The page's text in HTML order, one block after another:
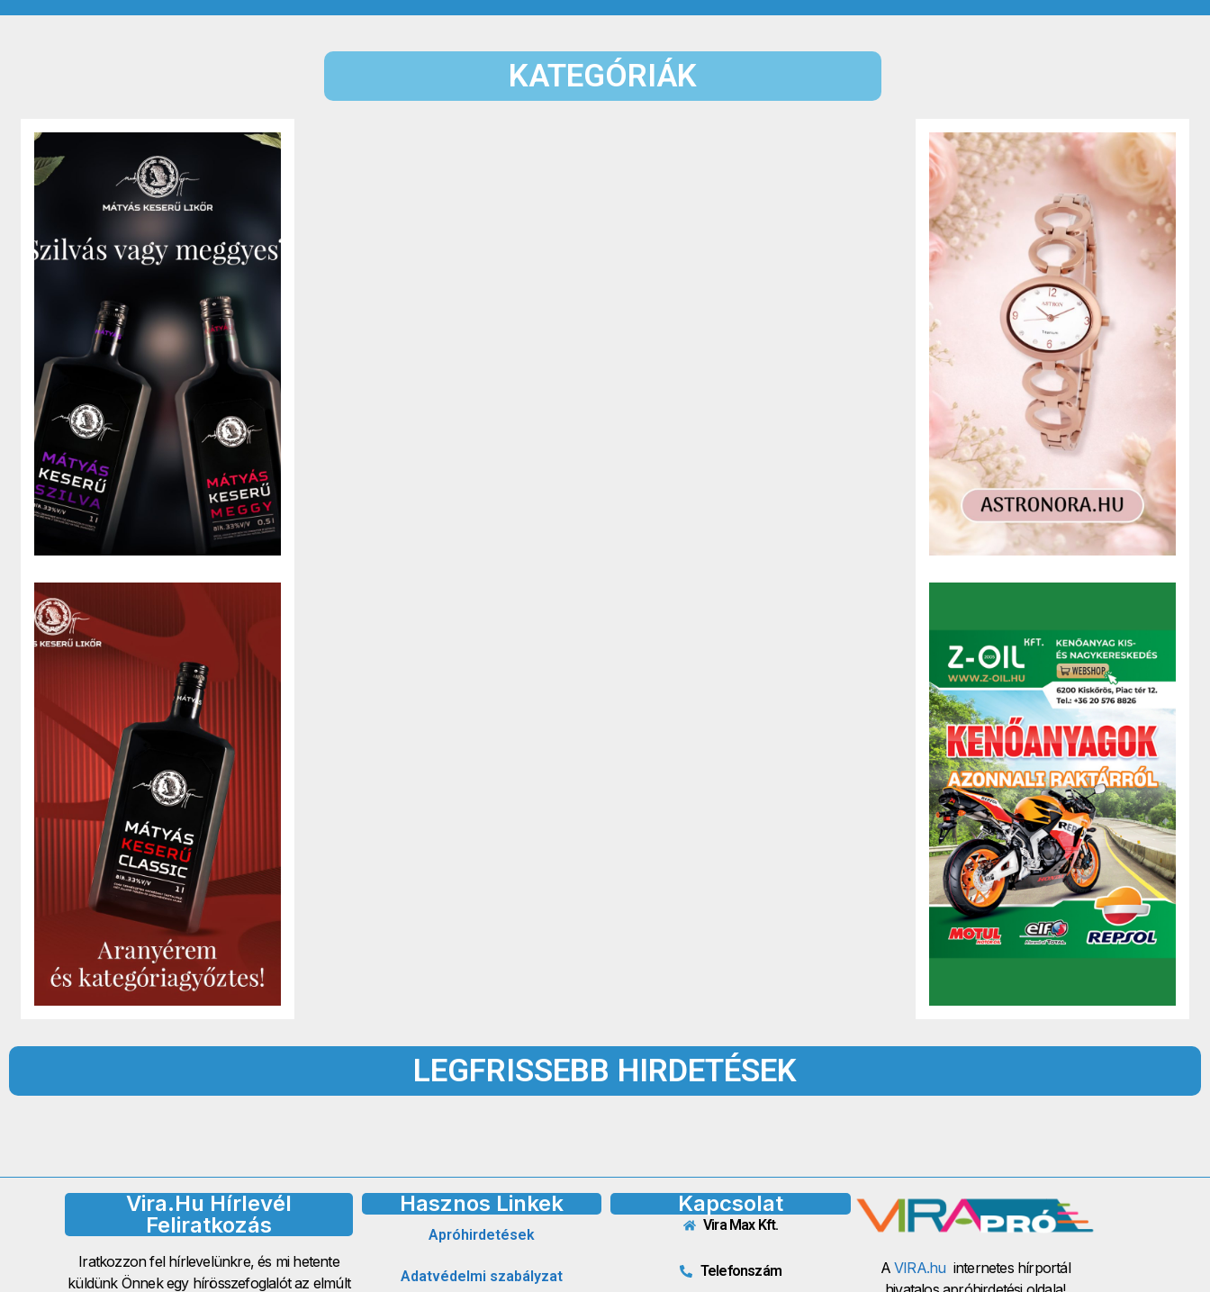
KATEGÓRIÁK
LEGFRISSEBB HIRDETÉSEK
Vira.hu Hírlevél
Feliratkozás
Iratkozzon fel hírlevelünkre, és mi hetente
küldünk Önnek egy hírösszefoglalót az elmúlt
Hasznos Linkek
Apróhirdetések
Adatvédelmi szabályzat
Kapcsolat
Vira Max Kft.
Telefonszám A VIRA.huinternetes hírportál